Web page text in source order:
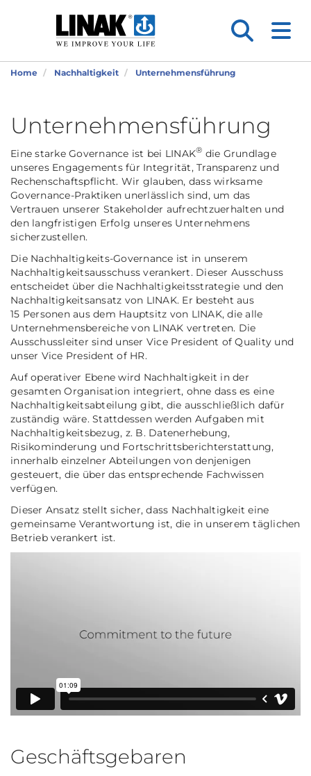
Home Nachhaltigkeit Unternehmensführung
Unternehmensführung
Eine starke Governance ist bei LINAK® die Grundlage
unseres Engagements für Integrität, Transparenz und
Rechenschaftspflicht. Wir glauben, dass wirksame
Governance-Praktiken unerlässlich sind, um das
Vertrauen unserer Stakeholder aufrechtzuerhalten und
den langfristigen Erfolg unseres Unternehmens
sicherzustellen.
Die Nachhaltigkeits-Governance ist in unserem
Nachhaltigkeitsausschuss verankert. Dieser Ausschuss
entscheidet über die Nachhaltigkeitsstrategie und den
Nachhaltigkeitsansatz von LINAK. Er besteht aus
15 Personen aus dem Hauptsitz von LINAK, die alle
Unternehmensbereiche von LINAK vertreten. Die
Ausschussleiter sind unser Vice President of Quality und
unser Vice President of HR.
Auf operativer Ebene wird Nachhaltigkeit in der
gesamten Organisation integriert, ohne dass es eine
Nachhaltigkeitsabteilung gibt, die ausschließlich dafür
zuständig wäre. Stattdessen werden Aufgaben mit
Nachhaltigkeitsbezug, z. B. Datenerhebung,
Risikominderung und Fortschrittsberichterstattung,
innerhalb einzelner Abteilungen von denjenigen
gesteuert, die über das entsprechende Fachwissen
verfügen.
Dieser Ansatz stellt sicher, dass Nachhaltigkeit eine
gemeinsame Verantwortung ist, die in unserem täglichen
Betrieb verankert ist.
Geschäftsgebaren